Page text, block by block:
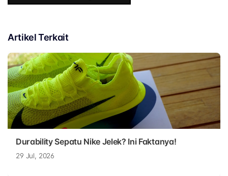
Artikel Terkait
Durability Sepatu Nike Jelek? Ini Faktanya!
29 Jul, 2026